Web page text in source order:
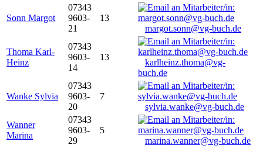
Sonn Margot
07343
9603-
21
13
margot.sonn@vg-buch.de
Thoma Karl-
Heinz
07343
9603-
14
13
karlheinz.thoma@vg-
buch.de
Wanke Sylvia
07343
9603-
20
7
sylvia.wanke@vg-buch.de
Wanner
Marina
07343
9603-
29
5
marina.wanner@vg-buch.de